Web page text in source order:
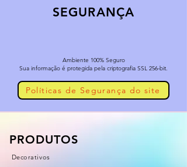
SEGURANÇA
Ambiente 100% Seguro
Sua informação é protegida pela criptografia SSL 256-bit.
Políticas de Segurança do site
PRODUTOS
Decorativos